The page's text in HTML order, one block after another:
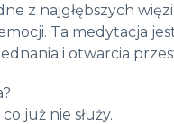
z najgłębszych
Ta medytacja
i otwarcia
już nie służy.